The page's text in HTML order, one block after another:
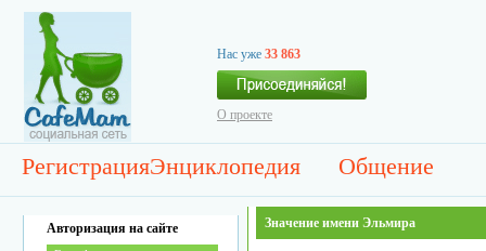
Нас уже 33 863
О проекте
РегистрацияЭнциклопедия Общение
Авторизация на сайте Значение имени Эльмира